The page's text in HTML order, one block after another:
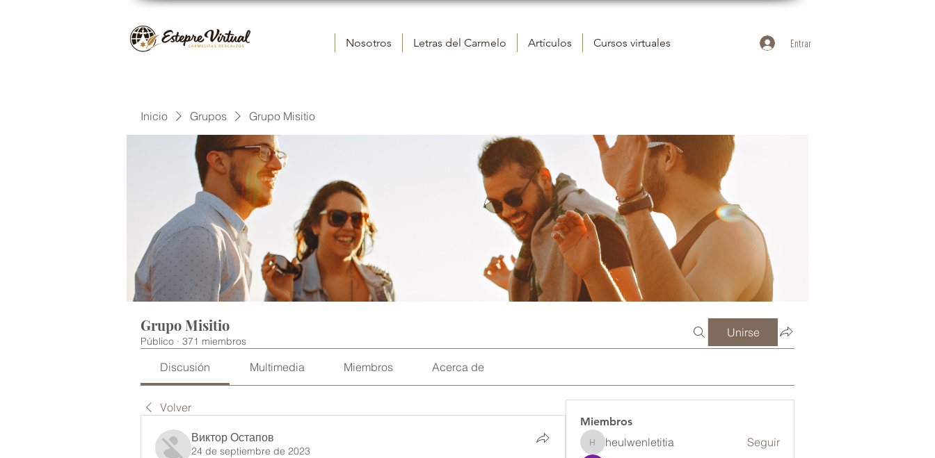
Nosotros Letras del Carmelo Artículos Cursos virtuales Entrar
Inicio Grupos Grupo Misitio
Grupo Misitio
Público · 371 miembros
Unirse
Discusión Multimedia Miembros Acerca de
Volver
Виктор Остапов
24 de septiembre de 2023
Miembros
heulwenletitia
heulwenletitia
Seguir